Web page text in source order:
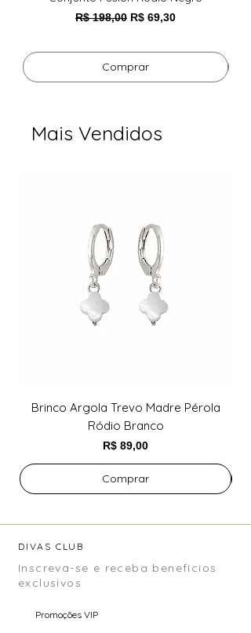
Preço normal
R$ 198,00 Preço promocional
R$ 69,30
Comprar
Mais Vendidos
Brinco Argola Trevo Madre Pérola
Ródio Branco
Preço
R$ 89,00
Comprar
DIVAS CLUB
Inscreva-se e receba benefícios
exclusivos
Promoções VIP